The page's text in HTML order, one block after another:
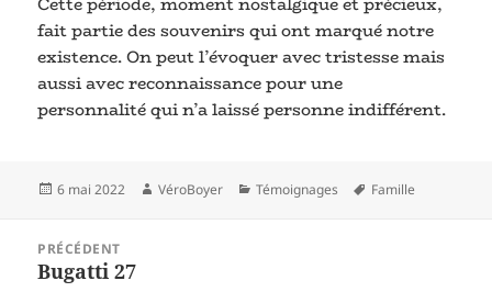
fait partie des souvenirs qui ont marqué notre
existence. On peut l’évoquer avec tristesse mais
aussi avec reconnaissance pour une
personnalité qui n’a laissé personne indifférent.
Publié
6 mai 2022 Auteur
VéroBoyer Catégories
Témoignages
Mots-
Famille
l’article
PRÉCÉDENT
Article
Bugatti 27